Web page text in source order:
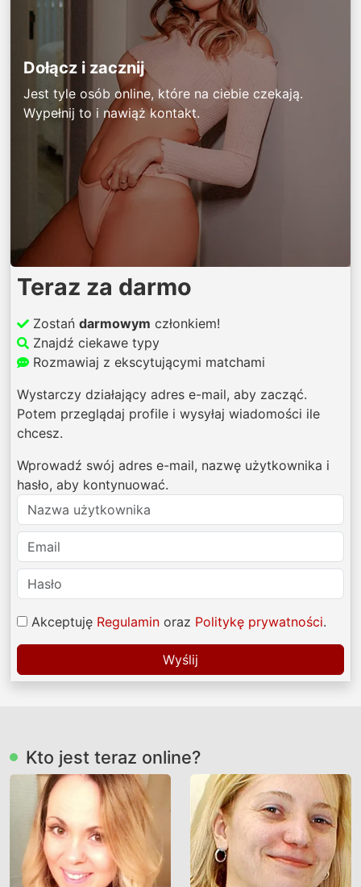
Dołącz i zacznij
Jest tyle osób online, które na ciebie czekają.
Wypełnij to i nawiąż kontakt.
Teraz za darmo
Zostań darmowym członkiem!
Znajdź ciekawe typy
Rozmawiaj z ekscytującymi matchami
Wystarczy działający adres e-mail, aby zacząć.
Potem przeglądaj profile i wysyłaj wiadomości ile
chcesz.
Wprowadź swój adres e-mail, nazwę użytkownika i
hasło, aby kontynuować.
Akceptuję Regulamin oraz Politykę prywatności.
Wyślij
Kto jest teraz online?